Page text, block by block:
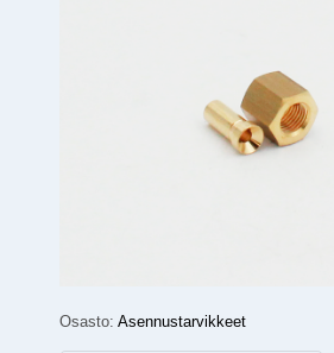
Osasto: Asennustarvikkeet